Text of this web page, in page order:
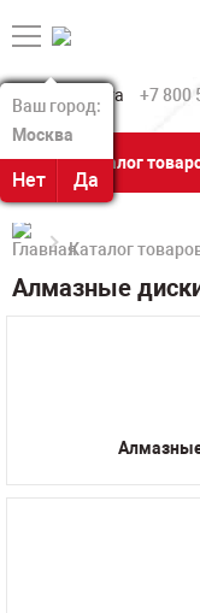
Ваш город:
Москва
Нет Да
Ваш город:
Москва
Нет Да
+7 800
Каталог
Каталог
Алмазные